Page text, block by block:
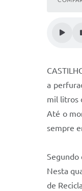
a
mil litros
Até o
sempre
Segundo
Nesta
de